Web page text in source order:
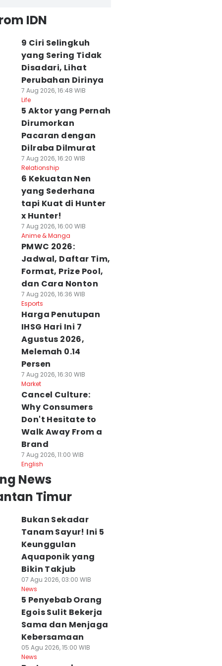
IDN
9 Ciri Selingkuh
yang Sering Tidak
Disadari, Lihat
Perubahan Dirinya
7 Aug 2026, 16:48 WIB
Life
5 Aktor yang Pernah
Dirumorkan
Pacaran dengan
Dilraba Dilmurat
7 Aug 2026, 16:20 WIB
Relationship
6 Kekuatan Nen
yang Sederhana
tapi Kuat di Hunter
x Hunter!
7 Aug 2026, 16:00 WIB
Anime & Manga
PMWC 2026:
Jadwal, Daftar Tim,
Format, Prize Pool,
dan Cara Nonton
7 Aug 2026, 16:36 WIB
Esports
Harga Penutupan
IHSG Hari Ini 7
Agustus 2026,
Melemah 0.14
Persen
7 Aug 2026, 16:30 WIB
Market
Cancel Culture:
Why Consumers
Don't Hesitate to
Walk Away From a
Brand
7 Aug 2026, 11:00 WIB
English
News
Timur
Bukan Sekadar
Tanam Sayur! Ini 5
Keunggulan
Aquaponik yang
Bikin Takjub
07 Agu 2026, 03:00 WIB
News
5 Penyebab Orang
Egois Sulit Bekerja
Sama dan Menjaga
Kebersamaan
05 Agu 2026, 15:00 WIB
News